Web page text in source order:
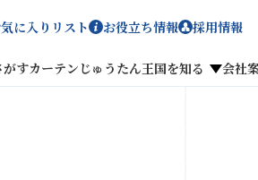
に入りリスト お役立ち情報 採用情報
がすカーテンじゅうたん王国を知る 会社